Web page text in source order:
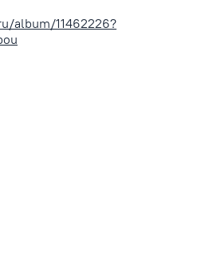
album/11462226?